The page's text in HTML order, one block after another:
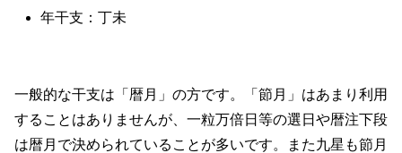
年干支：丁未
一般的な干支は「暦月」の方です。「節月」はあまり利用
することはありませんが、一粒万倍日等の選日や暦注下段
は暦月で決められていることが多いです。また九星も節月